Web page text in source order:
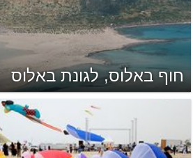
חוף באלוס, לגונת באלוס